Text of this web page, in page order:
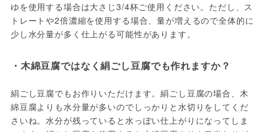
ゆを使用する場合は大さじ3/4杯ご使用ください。ただし、ス
トレートや2倍濃縮を使用する場合、量が増えるので全体的に
少し水分量が多く仕上がる可能性があります。
・木綿豆腐ではなく絹ごし豆腐でも作れますか？
絹ごし豆腐でもお作りいただけます。絹ごし豆腐の場合、木
綿豆腐よりも水分量が多いのでしっかりと水切りをしてくだ
さいね。水分が残っていると水っぽい仕上がりになってしま